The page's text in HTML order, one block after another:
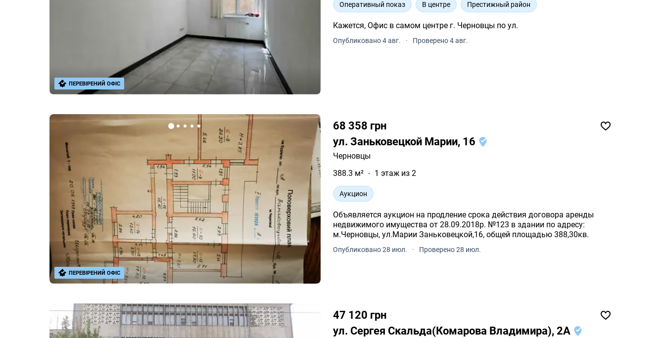
Оперативный показ В центре Престижный район
Кажется, Офис в самом центре г. Черновцы по ул.
Опубликовано 4 авг. · Проверено 4 авг.
ПЕРЕВІРЕНИЙ ОФІС
68 358 грн
ул. Заньковецкой Марии, 16
Черновцы
388.3 м²
1 этаж из 2
Аукцион
Объявляется аукцион на продление срока действия договора аренды
недвижимого имущества от 28.09.2018р. №123 в здании по адресу:
м.Черновцы, ул.Марии Заньковецкой,16, общей площадью 388,30кв.
Опубликовано 28 июл. · Проверено 28 июл.
ПЕРЕВІРЕНИЙ ОФІС
47 120 грн
ул. Сергея Скальда(Комарова Владимира), 2А